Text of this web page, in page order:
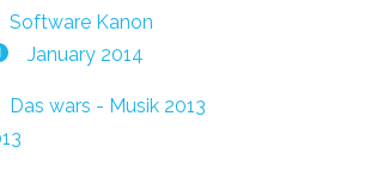
Software Kanon
January 2014
Das wars - Musik 2013